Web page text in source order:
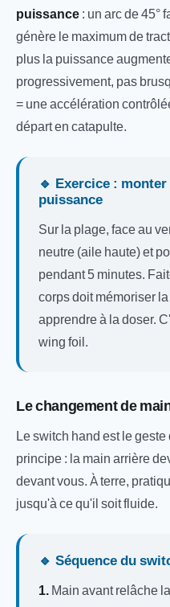
puissance: un arc de 45°
génère le maximum de
plus la puissance
progressivement, pas
= une accélération
départ en catapulte.
🔹 Exercice :
puissance
Sur la plage, face au
neutre (aile haute) et
pendant 5 minutes.
corps doit mémoriser
apprendre à la doser.
wing foil.
Le changement de
Le switch hand est le
principe : la main arrière
devant vous. À terre,
jusqu'à ce qu'il soit fluide.
🔹 Séquence du
1.Main avant relâche